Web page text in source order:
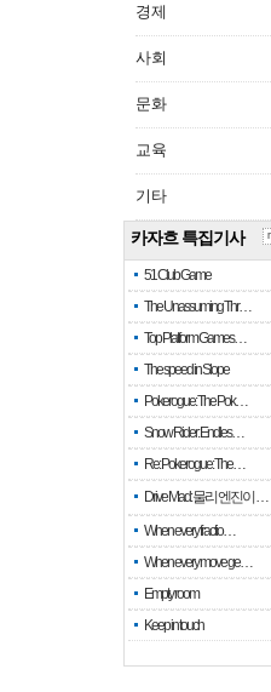
경제
사회
문화
교육
기타
카자흐 특집기사
51 Club Game
The Unassuming Thr…
Top Platform Games…
The speed in Slope
Pokerogue: The Pok…
Snow Rider: Endles…
Re: Pokerogue: The…
Drive Mad: 물리 엔진이 …
When every fractio…
When every move ge…
Empty room
Keep in touch